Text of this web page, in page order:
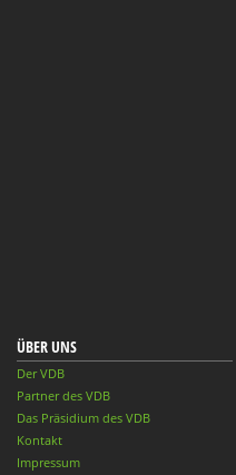
ÜBER UNS
Der VDB
Partner des VDB
Das Präsidium des VDB
Kontakt
Impressum